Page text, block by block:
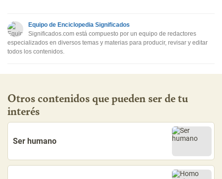
Equipo de Enciclopedia Significados
Significados.com está compuesto por un equipo de redactores
especializados en diversos temas y materias para producir, revisar y editar
todos los contenidos.
Otros contenidos que pueden ser de tu
interés
Ser humano